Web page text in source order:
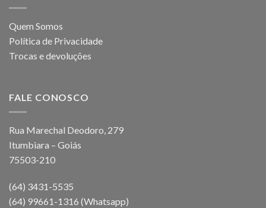
Quem Somos
Política de Privacidade
Trocas e devoluções
FALE CONOSCO
Rua Marechal Deodoro, 279
Itumbiara – Goiás
75503-210
(64) 3431-5535
(64) 99661-1316 (Whatsapp)